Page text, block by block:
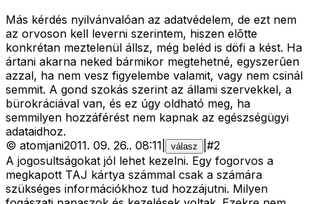
Más kérdés nyilvánvalóan az adatvédelem, de ezt nem
az orvoson kell leverni szerintem, hiszen elõtte
konkrétan meztelenül állsz, még beléd is döfi a kést. Ha
ártani akarna neked bármikor megtehetné, egyszerûen
azzal, ha nem vesz figyelembe valamit, vagy nem csinál
semmit. A gond szokás szerint az állami szervekkel, a
bürokráciával van, és ez úgy oldható meg, ha
semmilyen hozzáférést nem kapnak az egészségügyi
adataidhoz.
© atomjani2011. 09. 26.. 08:11 válasz #2
A jogosultságokat jól lehet kezelni. Egy fogorvos a
megkapott TAJ kártya számmal csak a számára
szükséges információkhoz tud hozzájutni. Milyen